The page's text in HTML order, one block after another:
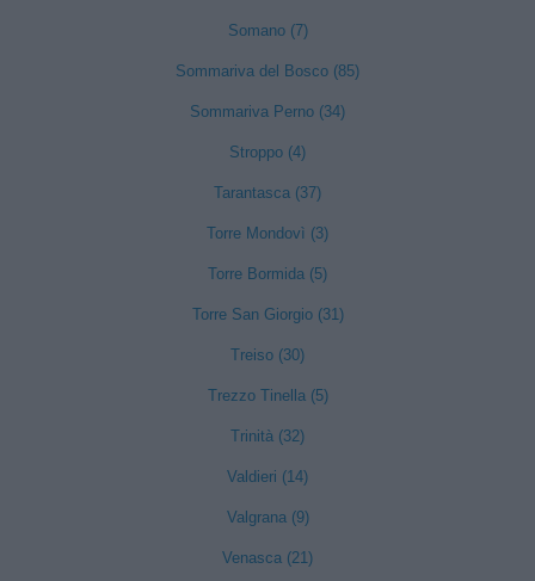
Somano (7)
Sommariva del Bosco (85)
Sommariva Perno (34)
Stroppo (4)
Tarantasca (37)
Torre Mondovì (3)
Torre Bormida (5)
Torre San Giorgio (31)
Treiso (30)
Trezzo Tinella (5)
Trinità (32)
Valdieri (14)
Valgrana (9)
Venasca (21)